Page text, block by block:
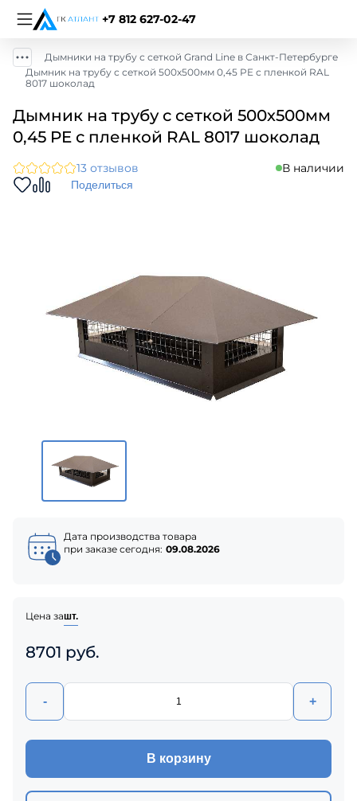
+7 812 627-02-47
Дымники на трубу с сеткой Grand Line в Санкт-Петербурге
Дымник на трубу с сеткой 500х500мм 0,45 PE с пленкой RAL
8017 шоколад
Дымник на трубу с сеткой 500х500мм
0,45 PE с пленкой RAL 8017 шоколад
13 отзывов В наличии
Поделиться
Дата производства товара
при заказе сегодня: 09.08.2026
Цена зашт.
8701 руб.
- +
В корзину